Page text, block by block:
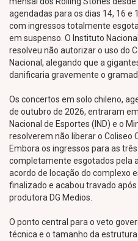
agendadas para os dias 14, 16 e
com ingressos totalmente
em suspenso. O Instituto
resolveu não autorizar o uso do
Nacional, alegando que a
danificaria gravemente o
Os concertos em solo chileno,
de outubro de 2026, entraram
Nacional de Esportes (IND) e o
resolverem não liberar o Coliseo
Embora os ingressos para as
completamente esgotados pela
acordo de locação do complexo
finalizado e acabou travado
produtora DG Medios.
O ponto central para o veto
técnica e o tamanho da